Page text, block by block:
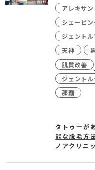
アレキサ
シェービ
ジェント
天神
肌質改善
ジェント
那覇
タトゥーが
能な脱毛方
ノアクリニ